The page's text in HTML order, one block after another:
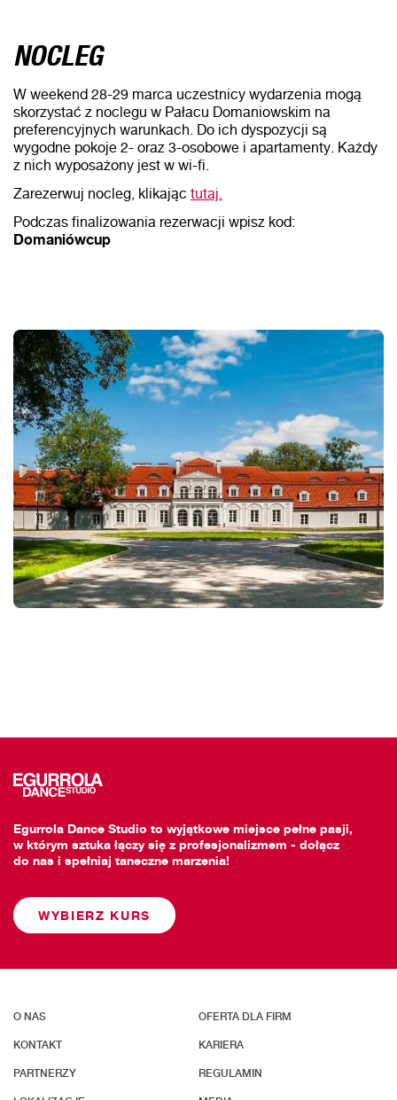
NOCLEG
W weekend 28-29 marca uczestnicy wydarzenia mogą
skorzystać z noclegu w Pałacu Domaniowskim na
preferencyjnych warunkach. Do ich dyspozycji są
wygodne pokoje 2- oraz 3-osobowe i apartamenty. Każdy
z nich wyposażony jest w wi-fi.
Zarezerwuj nocleg, klikając tutaj.
Podczas finalizowania rezerwacji wpisz kod:
Domaniówcup
Egurrola Dance Studio to wyjątkowe miejsce pełne pasji,
w którym sztuka łączy się z profesjonalizmem - dołącz
do nas i spełniaj taneczne marzenia!
WYBIERZ KURS
O NAS OFERTA DLA FIRM
KONTAKT KARIERA
PARTNERZY REGULAMIN